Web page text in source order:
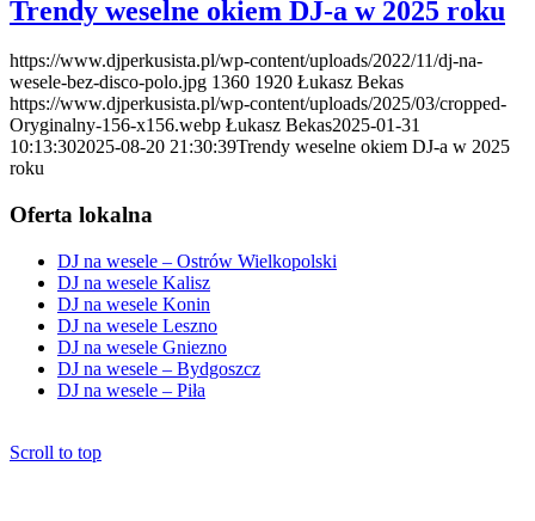
Trendy weselne okiem DJ-a w 2025 roku
https://www.djperkusista.pl/wp-content/uploads/2022/11/dj-na-
wesele-bez-disco-polo.jpg 1360 1920 Łukasz Bekas
https://www.djperkusista.pl/wp-content/uploads/2025/03/cropped-
Oryginalny-156-x156.webp Łukasz Bekas2025-01-31
10:13:302025-08-20 21:30:39Trendy weselne okiem DJ-a w 2025
roku
Oferta lokalna
DJ na wesele – Ostrów Wielkopolski
DJ na wesele Kalisz
DJ na wesele Konin
DJ na wesele Leszno
DJ na wesele Gniezno
DJ na wesele – Bydgoszcz
DJ na wesele – Piła
Scroll to top